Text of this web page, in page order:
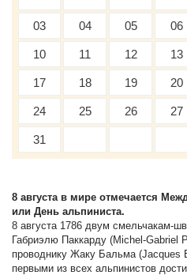
03 04 05 06
10 11 12 13
17 18 19 20
24 25 26 27
31
8 августа в мире отмечается
или День альпиниста.
8 августа 1786 двум смельчакам-
Габриэлю Паккарду (Michel-Gabriel
проводнику Жаку Бальма (Jacques
первыми из всех альпинистов